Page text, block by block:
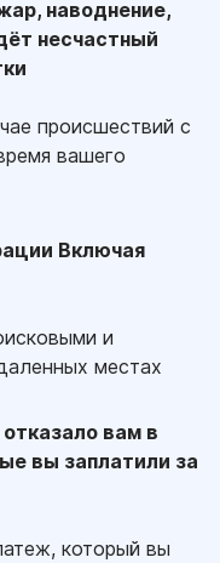
наводнение,
несчастный
происшествий с
вашего
Включая
и
местах
вам в
вы заплатили за
который вы